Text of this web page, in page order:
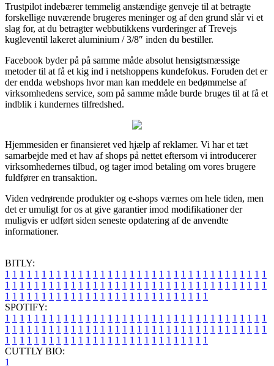
Trustpilot indebærer temmelig anstændige genveje til at betragte
forskellige nuværende brugeres meninger og af den grund slår vi et
slag for, at du betragter webbutikkens vurderinger af Trevejs
kugleventil lakeret aluminium / 3/8″ inden du bestiller.
Facebook byder på på samme måde absolut hensigtsmæssige
metoder til at få et kig ind i netshoppens kundefokus. Foruden det er
der endda webshops hvor man kan meddele en bedømmelse af
virksomhedens service, som på samme måde burde bruges til at få et
indblik i kundernes tilfredshed.
Hjemmesiden er finansieret ved hjælp af reklamer. Vi har et tæt
samarbejde med et hav af shops på nettet eftersom vi introducerer
virksomhedernes tilbud, og tager imod betaling om vores brugere
fuldfører en transaktion.
Viden vedrørende produkter og e-shops værnes om hele tiden, men
det er umuligt for os at give garantier imod modifikationer der
muligvis er udført siden seneste opdatering af de anvendte
informationer.
BITLY:
1 1 1 1 1 1 1 1 1 1 1 1 1 1 1 1 1 1 1 1 1 1 1 1 1 1 1 1 1 1 1 1 1 1 1 1
1 1 1 1 1 1 1 1 1 1 1 1 1 1 1 1 1 1 1 1 1 1 1 1 1 1 1 1 1 1 1 1 1 1 1 1
1 1 1 1 1 1 1 1 1 1 1 1 1 1 1 1 1 1 1 1 1 1 1 1 1 1 1 1
SPOTIFY:
1 1 1 1 1 1 1 1 1 1 1 1 1 1 1 1 1 1 1 1 1 1 1 1 1 1 1 1 1 1 1 1 1 1 1 1
1 1 1 1 1 1 1 1 1 1 1 1 1 1 1 1 1 1 1 1 1 1 1 1 1 1 1 1 1 1 1 1 1 1 1 1
1 1 1 1 1 1 1 1 1 1 1 1 1 1 1 1 1 1 1 1 1 1 1 1 1 1 1 1
CUTTLY BIO:
1